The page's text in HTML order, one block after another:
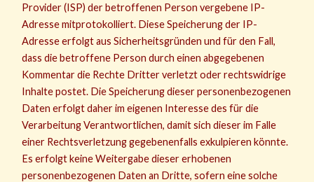
Provider (ISP) der betroffenen Person vergebene IP-
Adresse mitprotokolliert. Diese Speicherung der IP-
Adresse erfolgt aus Sicherheitsgründen und für den Fall,
dass die betroffene Person durch einen abgegebenen
Kommentar die Rechte Dritter verletzt oder rechtswidrige
Inhalte postet. Die Speicherung dieser personenbezogenen
Daten erfolgt daher im eigenen Interesse des für die
Verarbeitung Verantwortlichen, damit sich dieser im Falle
einer Rechtsverletzung gegebenenfalls exkulpieren könnte.
Es erfolgt keine Weitergabe dieser erhobenen
personenbezogenen Daten an Dritte, sofern eine solche